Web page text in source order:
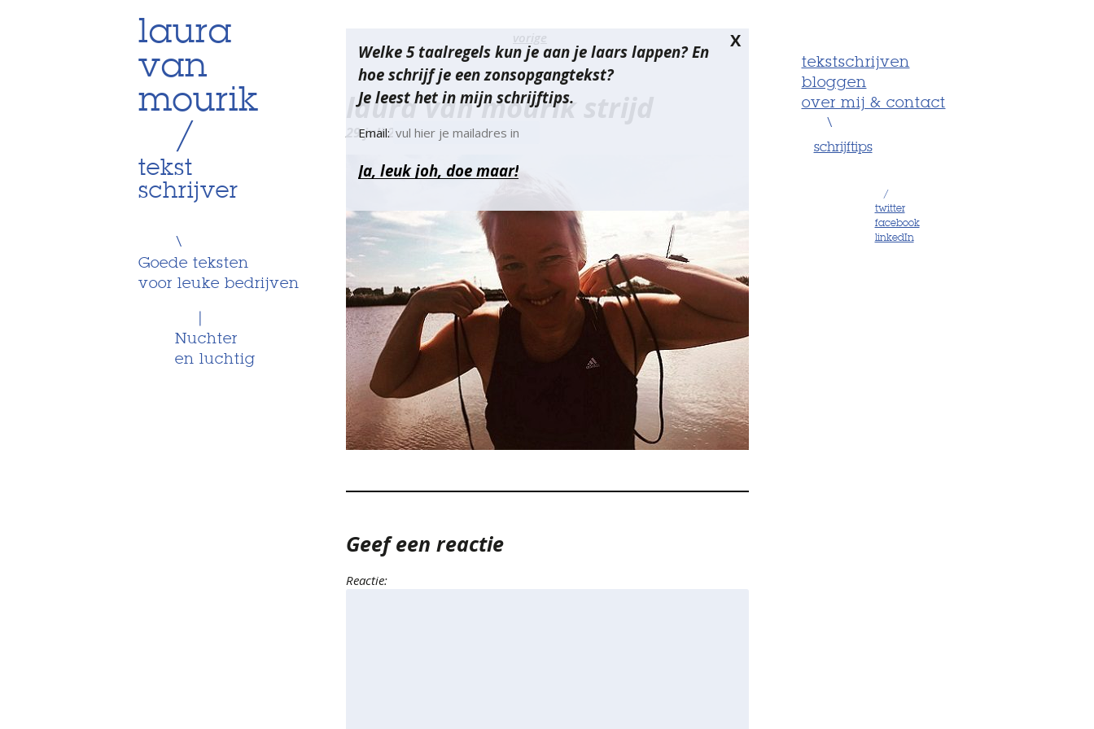
Skip
to
content
laura
van
mourik
/
tekst
schrijver
\
Goede teksten
voor leuke bedrijven
Nuchter
en luchtig
tekstschrijven
bloggen
over mij & contact
\
schrijftips
/
twitter
facebook
linkedIn
X
Welke 5 taalregels kun je aan je laars lappen? En
hoe schrijf je een zonsopgangtekst?
Je leest het in mijn schrijftips.
Email:
Bericht
navigatie
vorige
laura van mourik strijd
29 juli 2019
Geef een reactie
Reactie: